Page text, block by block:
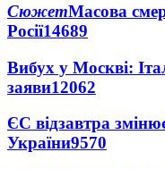
СюжетМасова
Росії14689
Вибух у Москві:
заяви12062
ЄС відзавтра
України9570